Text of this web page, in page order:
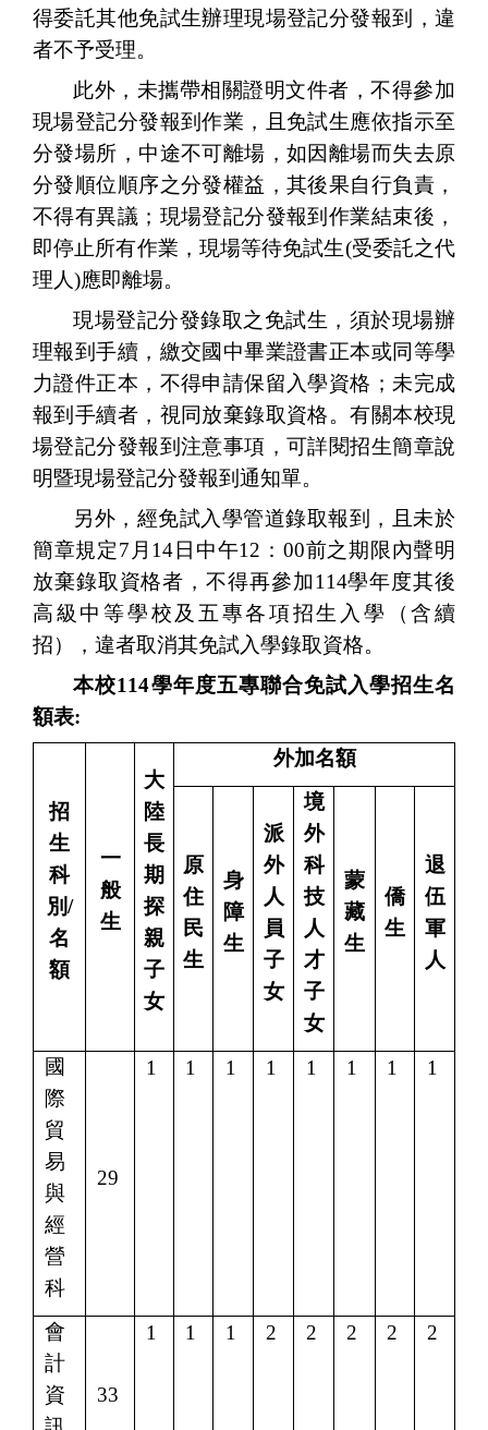
得委託其他免試生辦理現場登記分發報到，違
者不予受理。
此外，未攜帶相關證明文件者，不得參加
現場登記分發報到作業，且免試生應依指示至
分發場所，中途不可離場，如因離場而失去原
分發順位順序之分發權益，其後果自行負責，
不得有異議；現場登記分發報到作業結束後，
即停止所有作業，現場等待免試生(受委託之代
理人)應即離場。
現場登記分發錄取之免試生，須於現場辦
理報到手續，繳交國中畢業證書正本或同等學
力證件正本，不得申請保留入學資格；未完成
報到手續者，視同放棄錄取資格。有關本校現
場登記分發報到注意事項，可詳閱招生簡章說
明暨現場登記分發報到通知單。
另外，經免試入學管道錄取報到，且未於
簡章規定7 月 14 日中午12 ： 00前之期限內聲明
放棄錄取資格者，不得再參加114學年度其後
高級中等學校及五專各項招生入學（含續
招），違者取消其免試入學錄取資格。
本校114學年度五專聯合免試入學招生名
額表:
招
生
科
別/
名
額
一
般
生
大
陸
長
期
探
親
子
女
外加名額
原
住
民
生
身
障
生
派
外
人
員
子
女
境
外
科
技
人
才
子
女
蒙
藏
生
僑
生
退
伍
軍
人
國
際
貿
易
與
經
營
科
29
1 1 1 1 1 1 1 1
會
計
資
33
1 1 1 2 2 2 2 2